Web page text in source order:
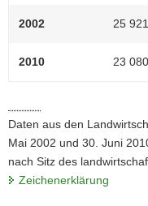
2002 25 921
2010 23 080
Daten aus den
Mai 2002 und 30. Juni
nach Sitz des
Zeichenerklärung